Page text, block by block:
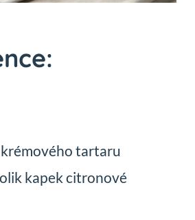
tartaru
kapek citronové